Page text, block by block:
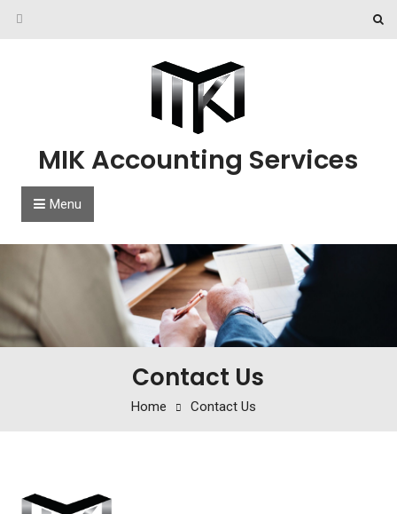
Skip to content
MIK Accounting Services
Menu
Contact Us
Home Contact Us